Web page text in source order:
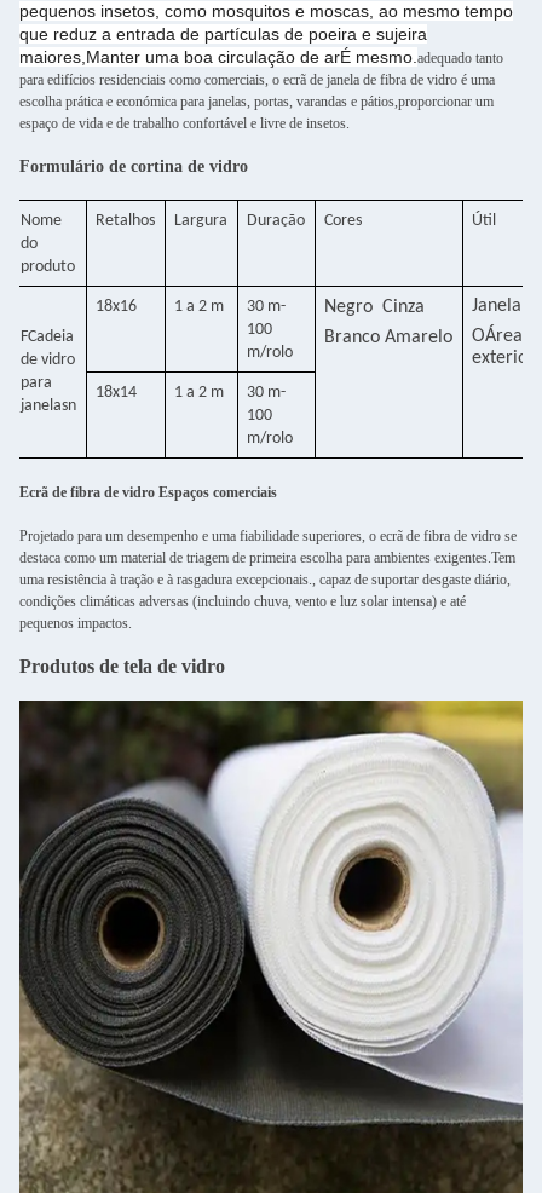
pequenos insetos, como mosquitos e moscas, ao mesmo tempo
que reduz a entrada de partículas de poeira e sujeira
maiores,Manter uma boa circulação de arÉ mesmo. adequado tanto
para edifícios residenciais como comerciais, o ecrã de janela de fibra de vidro é uma
escolha prática e económica para janelas, portas, varandas e pátios,proporcionar um
espaço de vida e de trabalho confortável e livre de insetos.
Formulário de cortina de vidro
Nome
do
produto
Retalhos Largura Duração Cores Útil
FCadeia
de vidro
para
janelasn
18x16 1 a 2 m
30 m-
100
m/rolo
Negro Cinza
Branco Amarelo
Janela
OÁrea
exterior
18x14 1 a 2 m
30 m-
100
m/rolo
Ecrã de fibra de vidro Espaços comerciais
Projetado para um desempenho e uma fiabilidade superiores, o ecrã de fibra de vidro se
destaca como um material de triagem de primeira escolha para ambientes exigentes.Tem
uma resistência à tração e à rasgadura excepcionais., capaz de suportar desgaste diário,
condições climáticas adversas (incluindo chuva, vento e luz solar intensa) e até
pequenos impactos.
Produtos de tela de vidro